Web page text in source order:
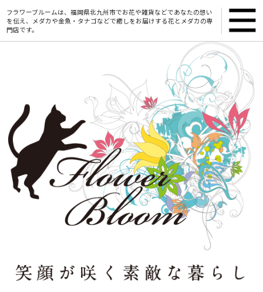
フラワーブルームは、福岡県北九州市でお花や雑貨などであなたの想い
を伝え、メダカや金魚・タナゴなどで癒しをお届けする花とメダカの専
門店です。